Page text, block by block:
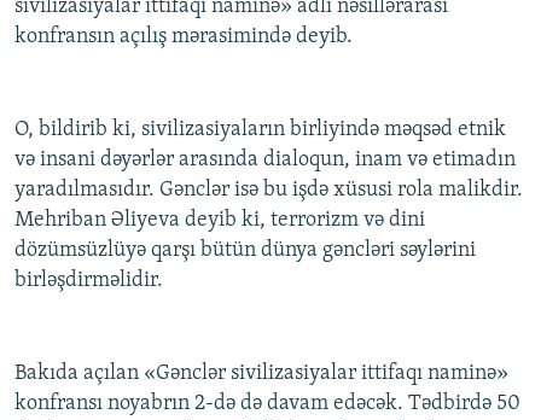
KARIKATURA
İSLAM VƏ DEMOKRATIYA
İZ - MƏDƏNIYYƏT PROQRAMI
PEŞƏ ETIKASI VƏ JURNALISTIKA STANDARTLARIMIZ
MATERIALLARIMIZDAN ISTIFADƏ
BIZIMLƏ ƏLAQƏ
XƏBƏR BÜLLETENLƏRIMIZ
sivilizasiyalar ittifaqı naminə» adlı nəsillərarası
konfransın açılış mərasimində deyib.
O, bildirib ki, sivilizasiyaların birliyində məqsəd etnik
və insani dəyərlər arasında dialoqun, inam və etimadın
yaradılmasıdır. Gənclər isə bu işdə xüsusi rola malikdir.
Mehriban Əliyeva deyib ki, terrorizm və dini
dözümsüzlüyə qarşı bütün dünya gəncləri səylərini
birləşdirməlidir.
Bakıda açılan «Gənclər sivilizasiyalar ittifaqı naminə»
konfransı noyabrın 2-də də davam edəcək. Tədbirdə 50